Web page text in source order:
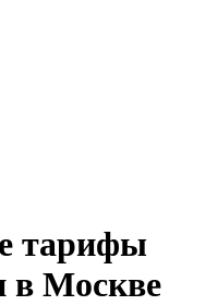
тарифы
в Москве